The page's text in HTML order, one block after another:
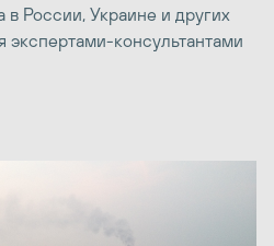
в России, Украине и других
экспертами-консультантами